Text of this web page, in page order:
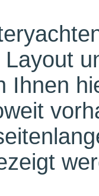
Layout
Ihnen